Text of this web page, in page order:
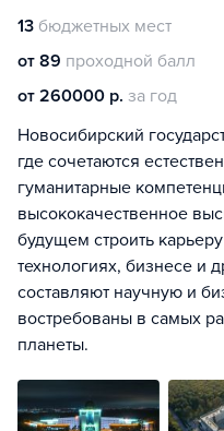
13 бюджетных мест
от 89 проходной балл
от 260000 р. за год
Новосибирский
где сочетаются
гуманитарные
высококачественное
будущем строить
технологиях, бизнесе и
составляют научную и
востребованы в самых
планеты.